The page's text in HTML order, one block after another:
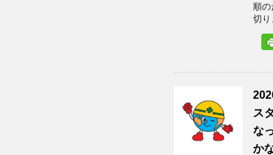
順
切り
ス
な
か